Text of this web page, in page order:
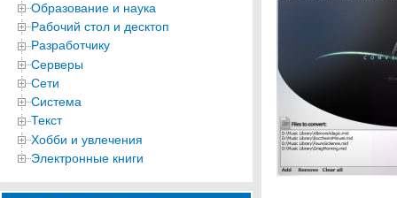
Образование и наука
Рабочий стол и десктоп
Разработчику
Серверы
Сети
Система
Текст
Хобби и увлечения
Электронные книги